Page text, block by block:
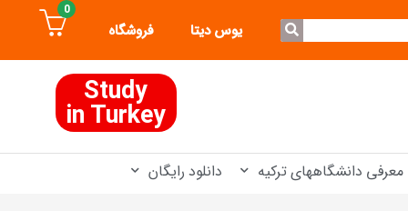
یوس دیتا فروشگاه
0
Study
in Turkey
معرفی دانشگاههای ترکیه دانلود رایگان